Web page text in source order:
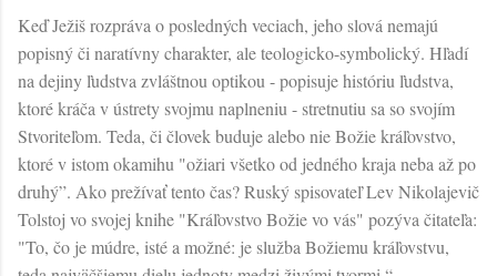
Keď Ježiš rozpráva o posledných veciach, jeho slová nemajú
popisný či naratívny charakter, ale teologicko-symbolický. Hľadí
na dejiny ľudstva zvláštnou optikou - popisuje históriu ľudstva,
ktoré kráča v ústrety svojmu naplneniu - stretnutiu sa so svojím
Stvoriteľom. Teda, či človek buduje alebo nie Božie kráľovstvo,
ktoré v istom okamihu "ožiari všetko od jedného kraja neba až po
druhý”. Ako prežívať tento čas? Ruský spisovateľ Lev Nikolajevič
Tolstoj vo svojej knihe "Kráľovstvo Božie vo vás" pozýva čitateľa:
"To, čo je múdre, isté a možné: je služba Božiemu kráľovstvu,